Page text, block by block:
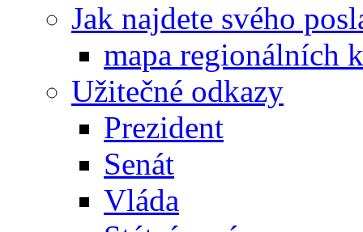
Jak najdete svého
mapa regionálních
Užitečné odkazy
Prezident
Senát
Vláda